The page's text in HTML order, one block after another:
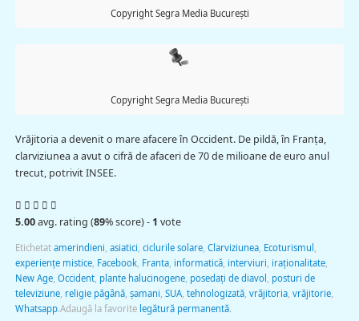
Copyright Segra Media București
Copyright Segra Media București
Vrăjitoria a devenit o mare afacere în Occident. De pildă, în Franța,
clarviziunea a avut o cifră de afaceri de 70 de milioane de euro anul
trecut, potrivit INSEE.
5.00avg. rating (89% score) - 1 vote
Etichetat amerindieni, asiatici, ciclurile solare, Clarviziunea, Ecoturismul ,
experienţe mistice, Facebook, Franta, informatică, interviuri, iraționalitate,
New Age, Occident, plante halucinogene, posedați de diavol , posturi de
televiziune, religie păgână, şamani, SUA, tehnologizată, vrăjitoria, vrăjitorie,
Whatsapp.Adaugă la favorite legătură permanentă.